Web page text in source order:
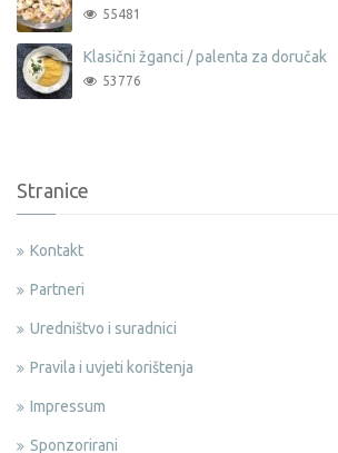
55481
Klasični žganci / palenta za doručak
53776
Stranice
Kontakt
Partneri
Uredništvo i suradnici
Pravila i uvjeti korištenja
Impressum
Sponzorirani